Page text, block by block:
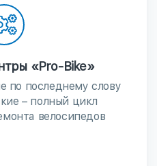
«Pro-Bike»
по последнему слову
– полный цикл
велосипедов